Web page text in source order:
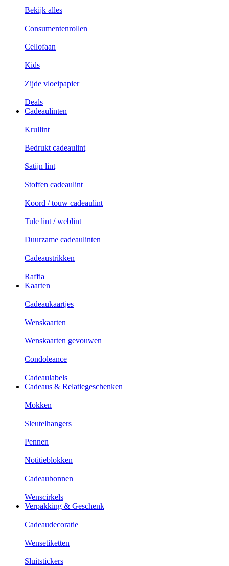
Bekijk alles
Consumentenrollen
Cellofaan
Kids
Zijde vloeipapier
Deals
Cadeaulinten
Krullint
Bedrukt cadeaulint
Satijn lint
Stoffen cadeaulint
Koord / touw cadeaulint
Tule lint / weblint
Duurzame cadeaulinten
Cadeaustrikken
Raffia
Kaarten
Cadeaukaartjes
Wenskaarten
Wenskaarten gevouwen
Condoleance
Cadeaulabels
Cadeaus & Relatiegeschenken
Mokken
Sleutelhangers
Pennen
Notitieblokken
Cadeaubonnen
Wenscirkels
Verpakking & Geschenk
Cadeaudecoratie
Wensetiketten
Sluitstickers